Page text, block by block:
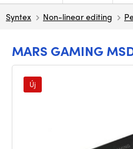
Syntex Non-linear editing
MARS GAMING
Új